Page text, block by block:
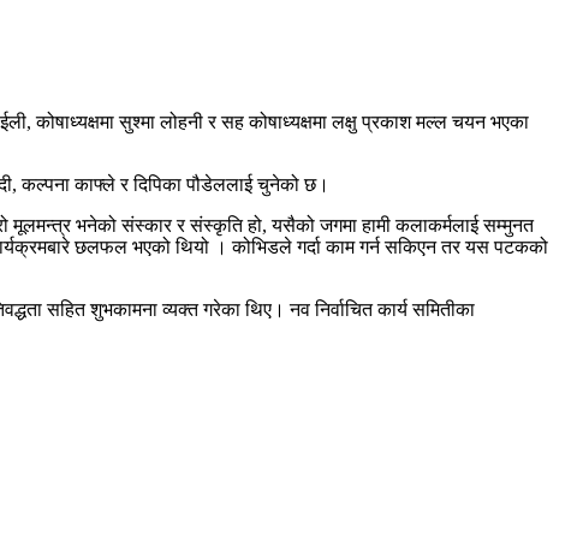
कोषाध्यक्षमा सुश्मा लोहनी र सह कोषाध्यक्षमा लक्षु प्रकाश मल्ल चयन भएका
कल्पना काफ्ले र दिपिका पौडेललाई चुनेको छ।
मूलमन्त्र भनेको संस्कार र संस्कृति हो, यसैको जगमा हामी कलाकर्मलाई सम्मुनत
छलफल भएको थियो । कोभिडले गर्दा काम गर्न सकिएन तर यस पटकको
सहित शुभकामना व्यक्त गरेका थिए। नव निर्वाचित कार्य समितीका